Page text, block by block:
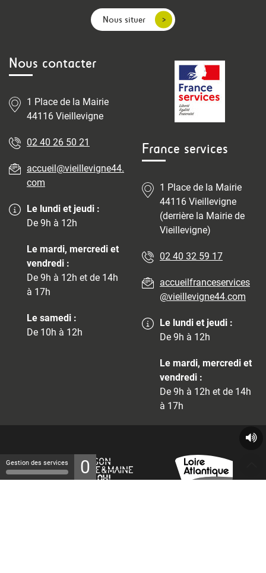
Nous situer
Nous contacter
1 Place de la Mairie
44116 Vieillevigne
02 40 26 50 21
accueil@vieillevigne44.
com
Le lundi et jeudi :
De 9h à 12h
Le mardi, mercredi et
vendredi :
De 9h à 12h et de 14h
à 17h
Le samedi :
De 10h à 12h
France services
1 Place de la Mairie
44116 Vieillevigne
(derrière la Mairie de
Vieillevigne)
02 40 32 59 17
accueilfranceservices
@vieillevigne44.com
Le lundi et jeudi :
De 9h à 12h
Le mardi, mercredi et
vendredi :
De 9h à 12h et de 14h
à 17h
Gestion des services 0